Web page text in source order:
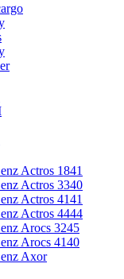
Actros 1841
Actros 3340
Actros 4141
Actros 4444
Arocs 3245
Arocs 4140
Axor